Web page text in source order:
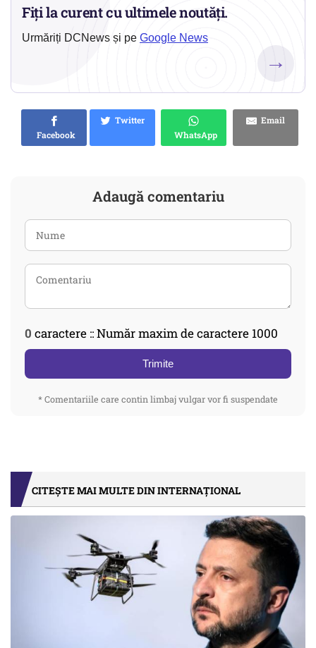
Fiți la curent cu ultimele noutăți.
Urmăriți DCNews și pe Google News
→
Facebook
Twitter
WhatsApp
Email
Adaugă comentariu
0 caractere :: Număr maxim de caractere 1000
Trimite
* Comentariile care contin limbaj vulgar vor fi suspendate
CITEȘTE MAI MULTE DIN INTERNAȚIONAL